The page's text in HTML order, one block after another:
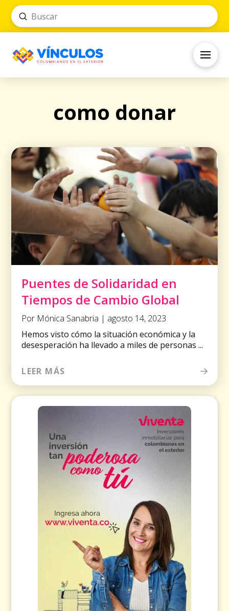
Search
Submit
como donar
Puentes de Solidaridad en
Tiempos de Cambio Global
Por Mónica Sanabria | agosto 14, 2023
Hemos visto cómo la situación económica y la
desesperación ha llevado a miles de personas ...
LEER MÁS